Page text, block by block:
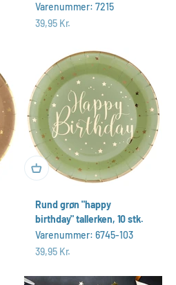
Varenummer: 7215
Salgspris
39,95 Kr.
Rund grøn "happy
birthday" tallerken, 10 stk.
Varenummer: 6745-103
Salgspris
39,95 Kr.